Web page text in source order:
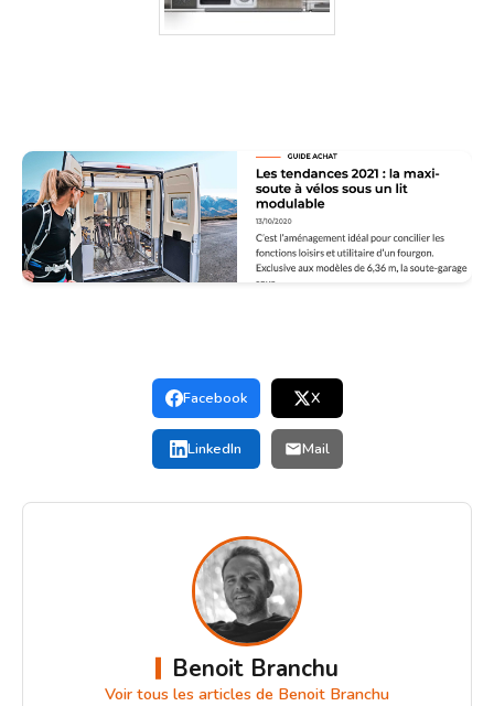
Facebook X
LinkedIn Mail
Benoit Branchu
Voir tous les articles de Benoit Branchu